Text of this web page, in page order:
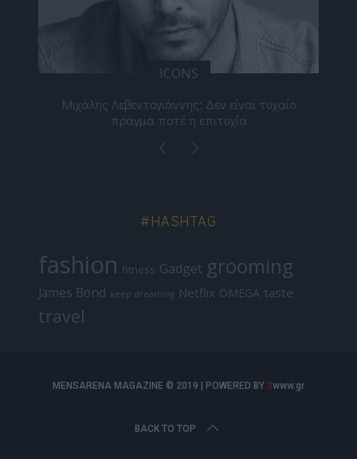
ICONS
Μιχάλης Λεβεντογιάννης: Δεν είναι τυχαίο
πράγμα ποτέ η επιτυχία
#HASHTAG
fashion fitness Gadget grooming
James Bond keep dreaming Netflix OMEGA taste
travel
MENSARENA MAGAZINE © 2019 | POWERED BY 3www.gr
BACK TO TOP